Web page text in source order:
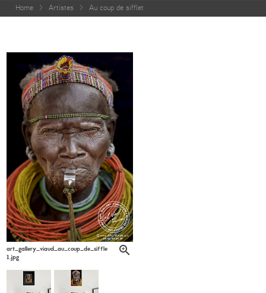
Home > Artistes > Au coup de sifflet
art_gallery_viaud_au_coup_de_sifflet_patrick_labarrere6-
1.jpg